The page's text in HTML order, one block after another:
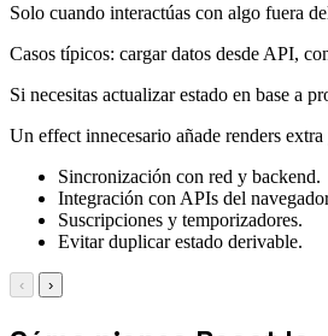
Solo cuando interactúas con algo fuera
Casos típicos: cargar datos desde API,
Si necesitas actualizar estado en base a
Un effect innecesario añade renders
Sincronización con red y backend.
Integración con APIs del
Suscripciones y temporizadores.
Evitar duplicar estado derivable.
‹ ›